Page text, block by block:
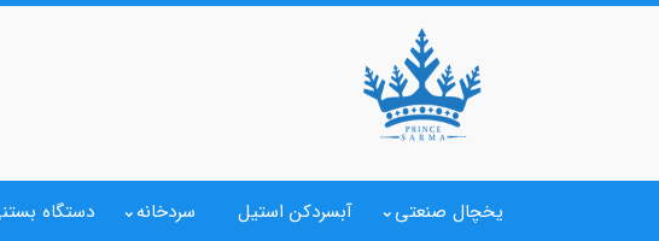
یخچال صنعتی آبسردکن استیل سردخانه دستگاه